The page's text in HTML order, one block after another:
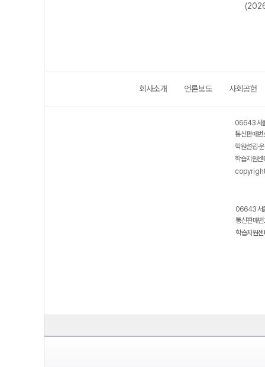
회사소개 언론보도 사회공헌
06643 서
통신판매
학원설립·
학습지원
06643 서
통신판매
학습지원